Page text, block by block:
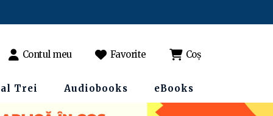
Contul meu Favorite Coș
Trei Audiobooks eBooks